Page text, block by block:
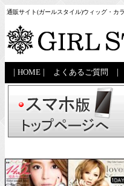
通販サイト(ガールスタイル)ウィッグ・カ
HOME よくあるご質問